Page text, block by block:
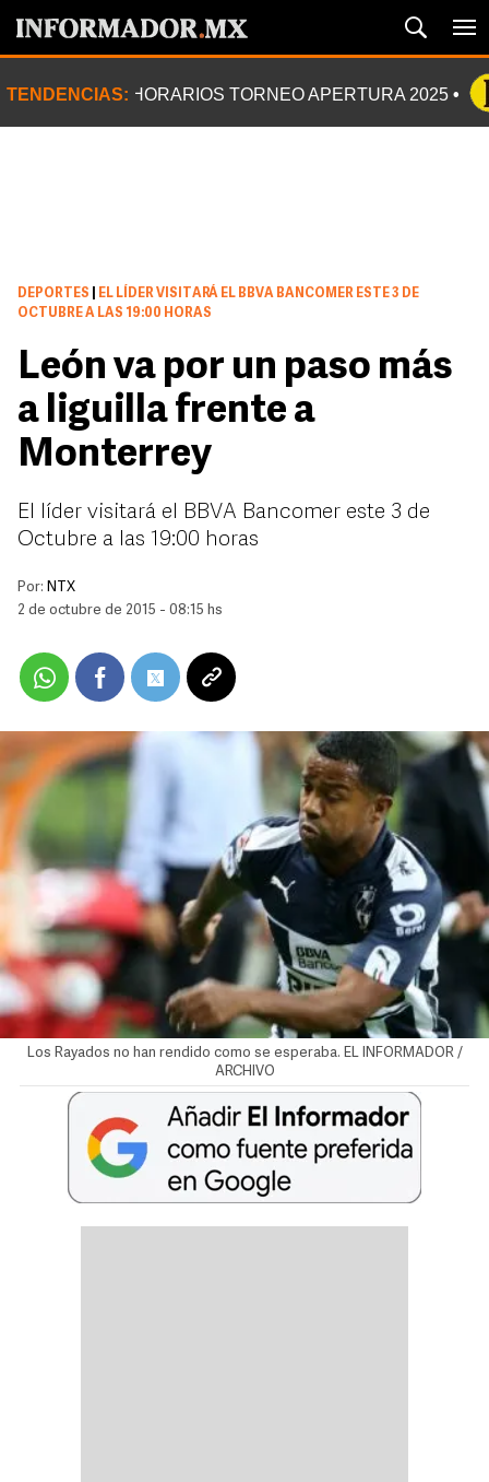
TENDENCIAS: HORARIOS TORNEO APERTURA 2025
DEPORTES
EL LÍDER VISITARÁ EL BBVA BANCOMER ESTE 3 DE
OCTUBRE A LAS 19:00 HORAS
León va por un paso más
a liguilla frente a
Monterrey
El líder visitará el BBVA Bancomer este 3 de
Octubre a las 19:00 horas
Por: NTX
2 de octubre de 2015 - 08:15 hs
Los Rayados no han rendido como se esperaba. EL INFORMADOR /
ARCHIVO